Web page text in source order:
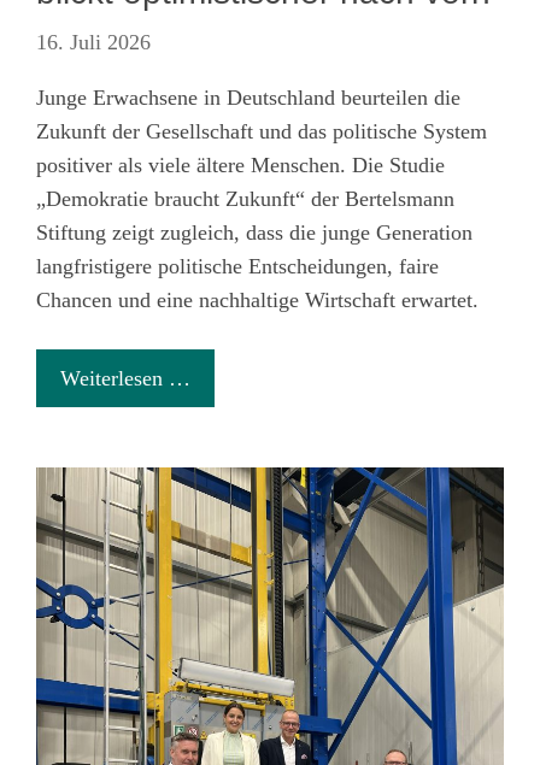
16. Juli 2026
Junge Erwachsene in Deutschland beurteilen die
Zukunft der Gesellschaft und das politische System
positiver als viele ältere Menschen. Die Studie
„Demokratie braucht Zukunft“ der Bertelsmann
Stiftung zeigt zugleich, dass die junge Generation
langfristigere politische Entscheidungen, faire
Chancen und eine nachhaltige Wirtschaft erwartet.
Weiterlesen …